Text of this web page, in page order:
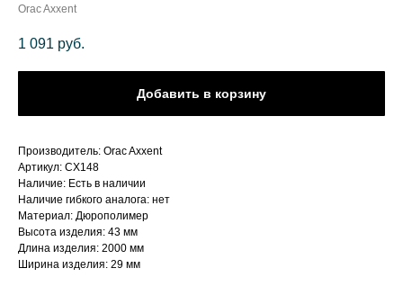
Orac Axxent
1 091 руб.
Добавить в корзину
Производитель: Orac Axxent
Артикул: CX148
Наличие: Есть в наличии
Наличие гибкого аналога: нет
Материал: Дюрополимер
Высота изделия: 43 мм
Длина изделия: 2000 мм
Ширина изделия: 29 мм